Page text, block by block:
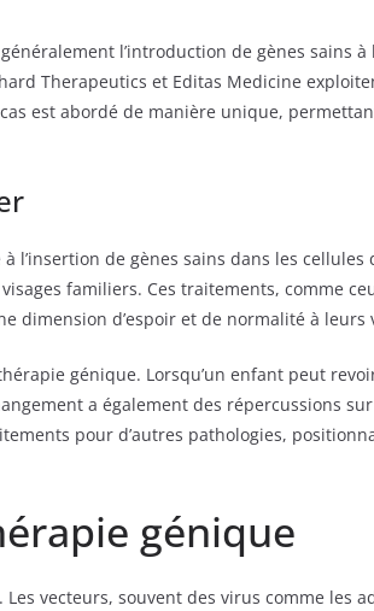
l’introduction de gènes sains à
Therapeutics et Editas Medicine
est abordé de manière unique,
l’insertion de gènes sains dans les cellules
familiers. Ces traitements, comme
dimension d’espoir et de normalité à leurs
génique. Lorsqu’un enfant peut
a également des répercussions
pour d’autres pathologies,
génique
vecteurs, souvent des virus comme les